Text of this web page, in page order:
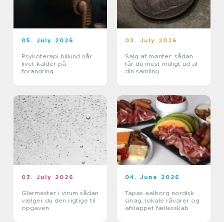
05. July 2026
Psykoterapi billund når
livet kalder på
forandring
03. July 2026
Salg af mønter: sådan
får du mest muligt ud af
din samling
03. July 2026
Glarmester i virum sådan
vælger du den rigtige til
opgaven
04. June 2026
Tapas aalborg nordisk
smag, lokale råvarer og
afslappet fællesskab